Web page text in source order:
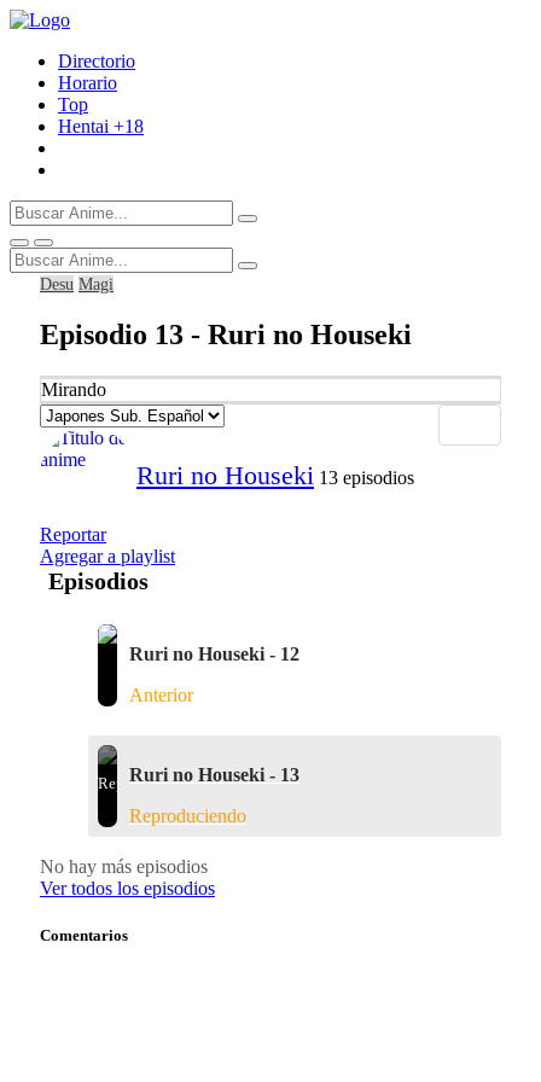
Directorio
Horario
Top
Hentai +18
Desu Magi
Episodio 13 - Ruri no Houseki
Mirando
Ruri no Houseki 13 episodios
Reportar
Agregar a playlist
Episodios
Ruri no Houseki - 12
Anterior
Ruri no Houseki - 13
Reproduciendo
No hay más episodios
Ver todos los episodios
Comentarios